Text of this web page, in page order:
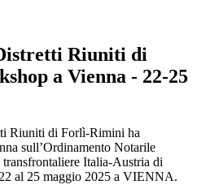
Riuniti di
a Vienna - 22-25
Riuniti di Forlì-Rimini ha
sull’Ordinamento Notarile
Italia-Austria di
al 25 maggio 2025 a VIENNA.